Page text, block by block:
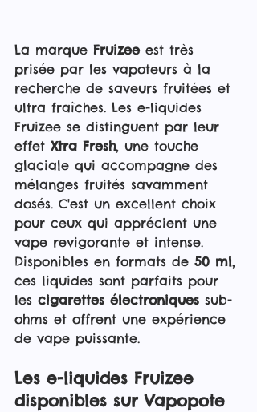
La marque Fruizee est très
prisée par les vapoteurs à la
recherche de saveurs fruitées et
ultra fraîches. Les e-liquides
Fruizee se distinguent par leur
effet Xtra Fresh, une touche
glaciale qui accompagne des
mélanges fruités savamment
dosés. C'est un excellent choix
pour ceux qui apprécient une
vape revigorante et intense.
Disponibles en formats de 50 ml,
ces liquides sont parfaits pour
les cigarettes électroniques sub-
ohms et offrent une expérience
de vape puissante.
Les e-liquides Fruizee
disponibles sur Vapopote